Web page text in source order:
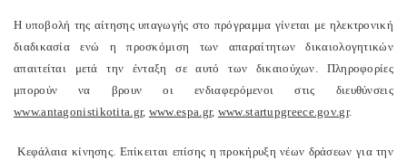
Η υποβολή της αίτησης υπαγωγής στο πρόγραμμα γίνεται με ηλεκτρονική
διαδικασία ενώ η προσκόμιση των απαραίτητων δικαιολογητικών
απαιτείται μετά την ένταξη σε αυτό των δικαιούχων. Πληροφορίες
μπορούν να βρουν οι ενδιαφερόμενοι στις διευθύνσεις
www.antagonistikotita.gr, www.espa.gr, www.startupgreece.gov.gr.
Κεφάλαια κίνησης. Επίκειται επίσης η προκήρυξη νέων δράσεων για την